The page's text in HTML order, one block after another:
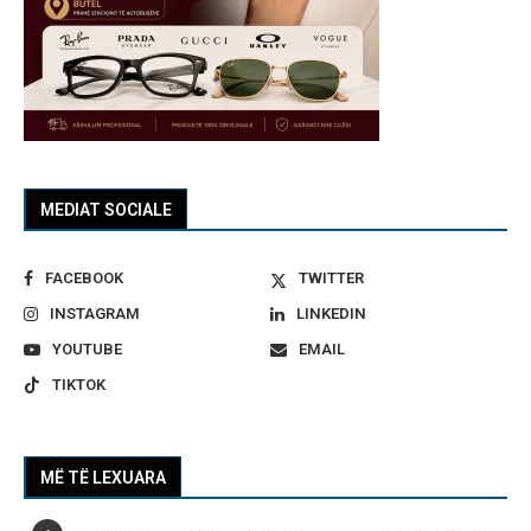
MEDIAT SOCIALE
FACEBOOK
TWITTER
INSTAGRAM
LINKEDIN
YOUTUBE
EMAIL
TIKTOK
MË TË LEXUARA